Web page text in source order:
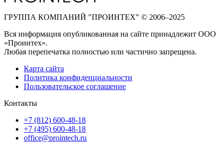
ГРУППА КОМПАНИЙ "ПРОИНТЕХ" © 2006–2025
Вся информация опубликованная на сайте принадлежит ООО
«Проинтех».
Любая перепечатка полностью или частично запрещена.
Карта сайта
Политика конфиденциальности
Пользовательское соглашение
Контакты
+7 (812) 600-48-18
+7 (495) 600-48-18
office@prointech.ru